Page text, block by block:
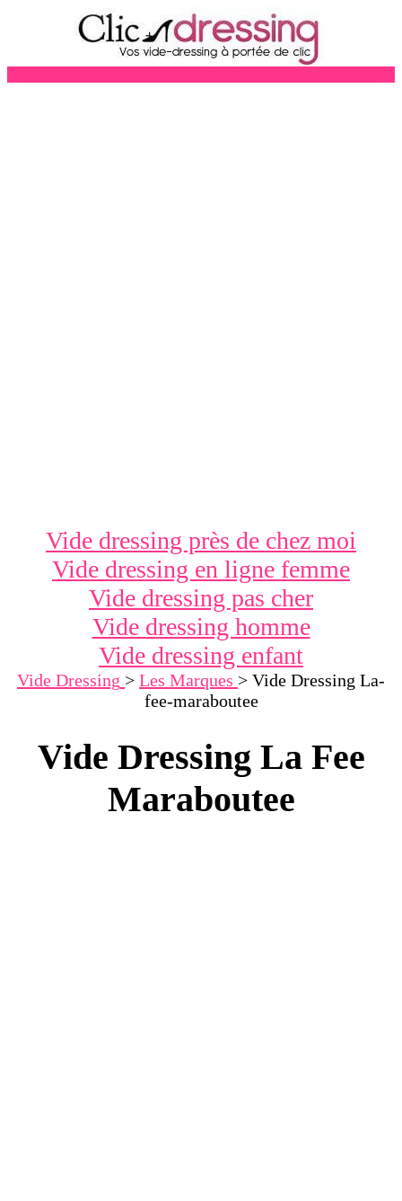
Vide dressing près de chez moi
Vide dressing en ligne femme
Vide dressing pas cher
Vide dressing homme
Vide dressing enfant
Vide Dressing > Les Marques > Vide Dressing La-
fee-maraboutee
Vide Dressing La Fee
Maraboutee